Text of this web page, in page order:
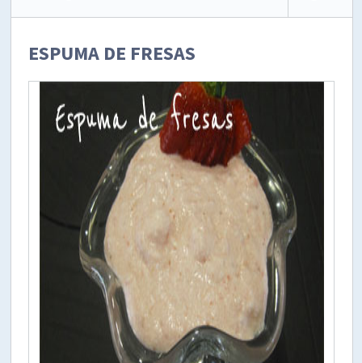
ESPUMA DE FRESAS